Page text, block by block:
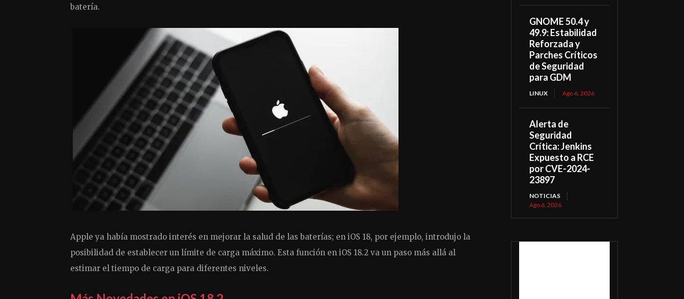
batería.
Apple ya había mostrado interés en mejorar la salud de las baterías; en iOS 18, por ejemplo, introdujo la
posibilidad de establecer un límite de carga máximo. Esta función en iOS 18.2 va un paso más allá al
estimar el tiempo de carga para diferentes niveles.
GNOME 50.4 y
49.9: Estabilidad
Reforzada y
Parches Críticos
de Seguridad
para GDM
LINUX Ago 6, 2026
Alerta de
Seguridad
Crítica: Jenkins
Expuesto a RCE
por CVE-2024-
23897
NOTICIAS
Ago 6, 2026